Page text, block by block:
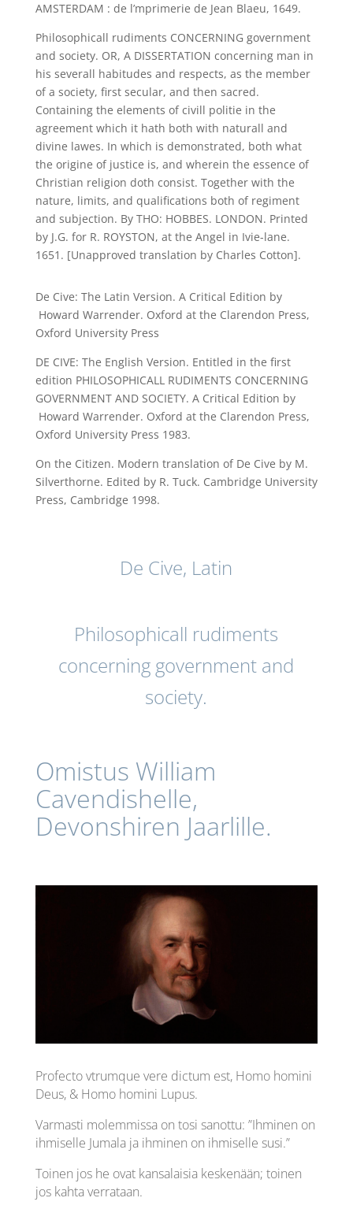
AMSTERDAM : de l’mprimerie de Jean Blaeu, 1649.
Philosophicall rudiments CONCERNING government
and society. OR, A DISSERTATION concerning man in
his severall habitudes and respects, as the member
of a society, first secular, and then sacred.
Containing the elements of civill politie in the
agreement which it hath both with naturall and
divine lawes. In which is demonstrated, both what
the origine of justice is, and wherein the essence of
Christian religion doth consist. Together with the
nature, limits, and qualifications both of regiment
and subjection. By THO: HOBBES. LONDON. Printed
by J.G. for R. ROYSTON, at the Angel in Ivie-lane.
1651. [Unapproved translation by Charles Cotton].
De Cive: The Latin Version. A Critical Edition by
Howard Warrender. Oxford at the Clarendon Press,
Oxford University Press
DE CIVE: The English Version. Entitled in the first
edition PHILOSOPHICALL RUDIMENTS CONCERNING
GOVERNMENT AND SOCIETY. A Critical Edition by
Howard Warrender. Oxford at the Clarendon Press,
Oxford University Press 1983.
On the Citizen. Modern translation of De Cive by M.
Silverthorne. Edited by R. Tuck. Cambridge University
Press, Cambridge 1998.
De Cive, Latin
Philosophicall rudiments
concerning government and
society.
Omistus William
Cavendishelle,
Devonshiren Jaarlille.
Profecto vtrumque vere dictum est, Homo homini
Deus, & Homo homini Lupus.
Varmasti molemmissa on tosi sanottu: ”Ihminen on
ihmiselle Jumala ja ihminen on ihmiselle susi.”
Toinen jos he ovat kansalaisia keskenään; toinen
jos kahta verrataan.